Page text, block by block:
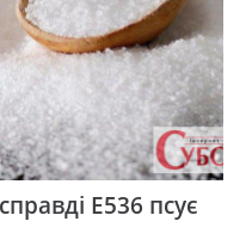
Е536 псує